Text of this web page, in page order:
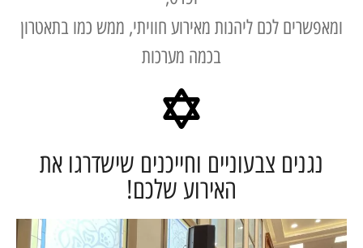
לכם ליהנות מאירוע חוויתי, ממש כמו בתאטרון
בכמה מערכות
צבעוניים וחייכנים שישדרגו את
האירוע שלכם!